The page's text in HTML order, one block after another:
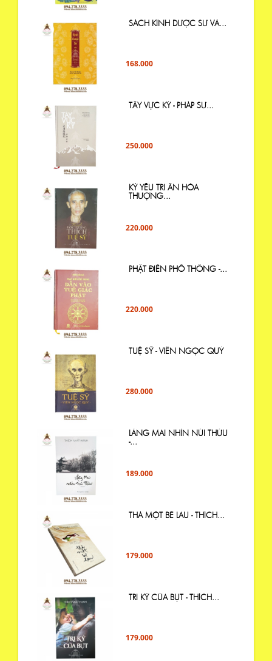
SÁCH KINH DƯỢC SƯ VÀ...
168.000
TÂY VỰC KÝ - PHÁP SƯ...
250.000
KỶ YẾU TRI ÂN HÒA
THƯỢNG...
220.000
PHẬT ĐIỂN PHỔ THÔNG -...
220.000
TUỆ SỸ - VIÊN NGỌC QUÝ
280.000
LÀNG MAI NHÌN NÚI THỨU
-...
189.000
THẢ MỘT BÈ LAU - THÍCH...
179.000
TRI KỶ CỦA BỤT - THÍCH...
179.000